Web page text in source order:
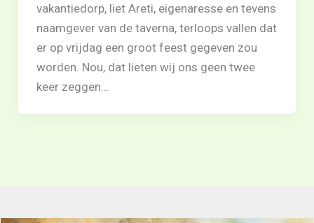
vakantiedorp, liet Areti, eigenaresse en tevens
naamgever van de taverna, terloops vallen dat
er op vrijdag een groot feest gegeven zou
worden. Nou, dat lieten wij ons geen twee
keer zeggen…